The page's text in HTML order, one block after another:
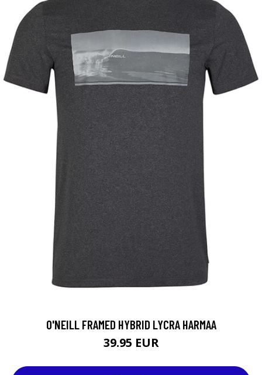
O'NEILL FRAMED HYBRID LYCRA HARMAA
39.95 EUR